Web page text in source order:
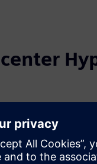
industriji i
CFD pruža